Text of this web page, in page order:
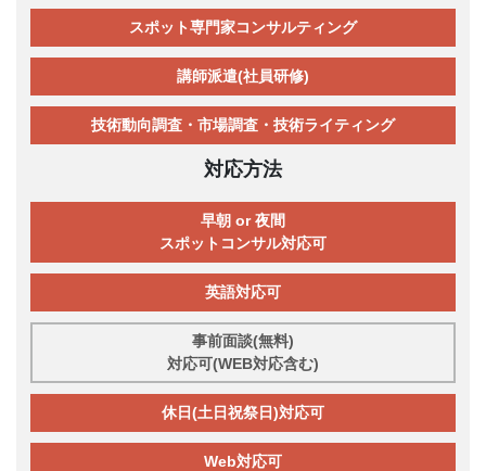
スポット専門家コンサルティング
講師派遣(社員研修)
技術動向調査・市場調査・技術ライティング
対応方法
早朝 or 夜間
スポットコンサル対応可
英語対応可
事前面談(無料)
対応可(WEB対応含む)
休日(土日祝祭日)対応可
Web対応可